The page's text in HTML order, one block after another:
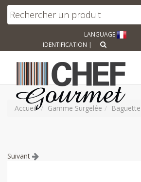
LANGUAGE
IDENTIFICATION |
Accueil Gamme Surgelée
Suivant